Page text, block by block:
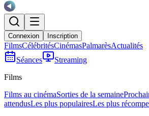
Connexion Inscription
FilmsCélébritésCinémasPalmarèsActualités
Séances
Streaming
Films
Films au cinémaSorties de la semaine
attendusLes plus populairesLes plus